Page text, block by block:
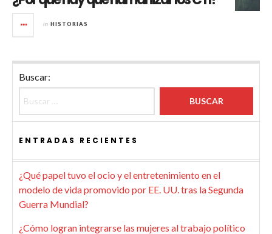
in HISTORIAS
Buscar:
ENTRADAS RECIENTES
¿Qué papel tuvo el ocio y el entretenimiento en el
modelo de vida promovido por EE. UU. tras la Segunda
Guerra Mundial?
¿Cómo logran integrarse las mujeres al trabajo político